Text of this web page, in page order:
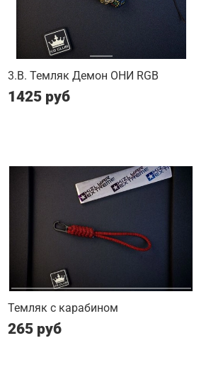
3.B. Темляк Демон ОНИ RGB
1425 руб
Темляк с карабином
265 руб